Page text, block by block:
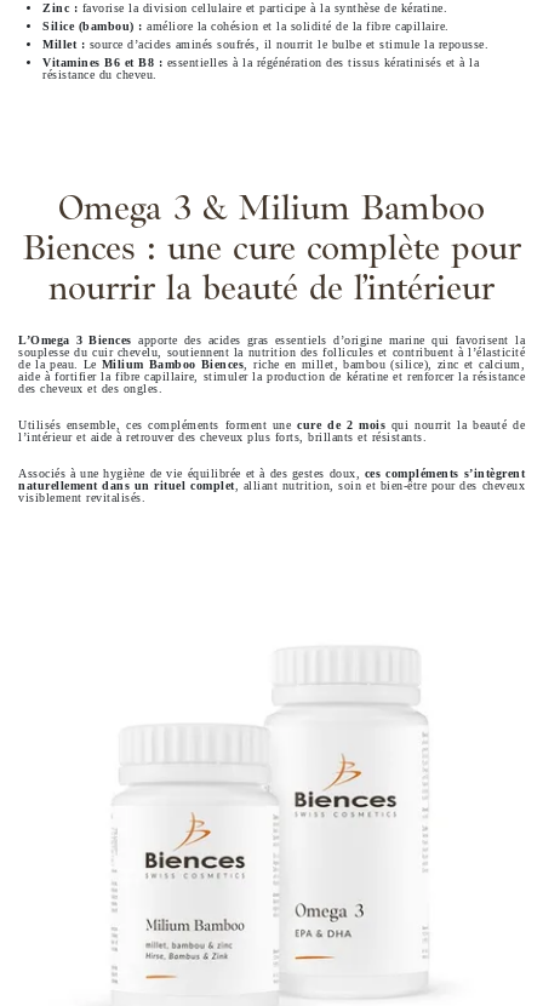
Zinc : favorise la division cellulaire et participe à la synthèse de kératine.
Silice (bambou) : améliore la cohésion et la solidité de la fibre capillaire.
Millet : source d’acides aminés soufrés, il nourrit le bulbe et stimule la repousse.
Vitamines B6 et B8 : essentielles à la régénération des tissus kératinisés et à la
résistance du cheveu.
Omega 3 & Milium Bamboo
Biences : une cure complète pour
nourrir la beauté de l’intérieur
L’Omega 3 Biences apporte des acides gras essentiels d’origine marine qui favorisent la
souplesse du cuir chevelu, soutiennent la nutrition des follicules et contribuent à l’élasticité
de la peau. Le Milium Bamboo Biences, riche en millet, bambou (silice), zinc et calcium,
aide à fortifier la fibre capillaire, stimuler la production de kératine et renforcer la résistance
des cheveux et des ongles.
Utilisés ensemble, ces compléments forment une cure de 2 mois qui nourrit la beauté de
l’intérieur et aide à retrouver des cheveux plus forts, brillants et résistants.
Associés à une hygiène de vie équilibrée et à des gestes doux, ces compléments s’intègrent
naturellement dans un rituel complet, alliant nutrition, soin et bien-être pour des cheveux
visiblement revitalisés.